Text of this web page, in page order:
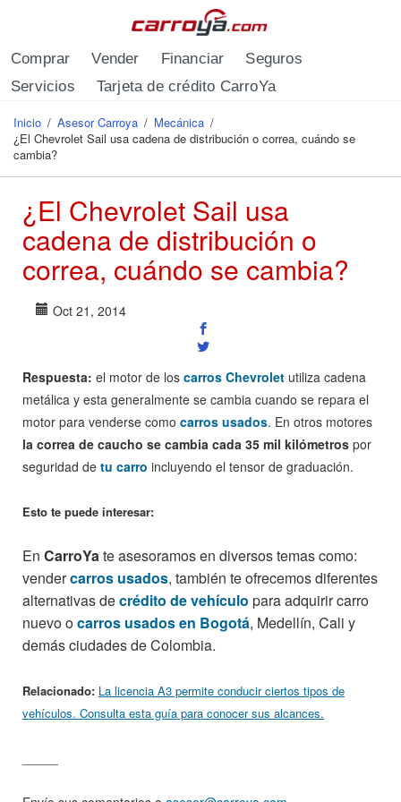
Comprar Vender Financiar
Seguros
Servicios
Tarjeta de crédito CarroYa
Se encuentra usted aquí
Inicio / Asesor Carroya / Mecánica /
¿El Chevrolet Sail usa cadena de distribución o correa, cuándo se
cambia?
¿El Chevrolet Sail usa
cadena de distribución o
correa, cuándo se cambia?
Oct 21, 2014
Respuesta: el motor de los carros Chevrolet utiliza cadena
metálica y esta generalmente se cambia cuando se repara el
motor para venderse como carros usados. En otros motores
la correa de caucho se cambia cada 35 mil kilómetros por
seguridad de tu carro incluyendo el tensor de graduación.
Esto te puede interesar:
En CarroYate asesoramos en diversos temas como:
vendercarros usados, también te ofrecemos diferentes
alternativas decrédito de vehículo para adquirir carro
nuevo ocarros usados en Bogotá, Medellín, Cali y
demás ciudades de Colombia.
Relacionado: La licencia A3 permite conducir ciertos tipos de
vehículos. Consulta esta guía para conocer sus alcances.